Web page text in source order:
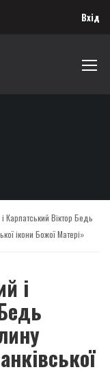
Вхід
Карпатський Віктор Бедь
ікони Божої Матері»
і